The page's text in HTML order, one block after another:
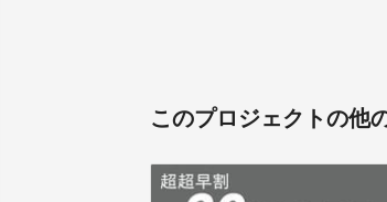
このプロジェクトの他